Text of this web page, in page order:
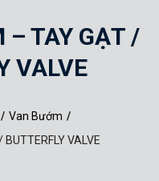
– TAY GẠT /
VALVE
/ Van Bướm /
VALVE